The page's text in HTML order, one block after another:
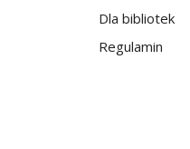
Dla bibliotek
Regulamin